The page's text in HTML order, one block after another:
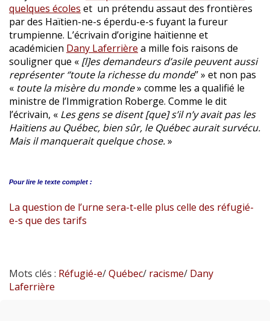
quelques écoles et un prétendu assaut des frontières
par des Haïtien-ne-s éperdu-e-s fuyant la fureur
trumpienne. L’écrivain d’origine haïtienne et
académicien Dany Laferrière a mille fois raisons de
souligner que « [l]es demandeurs d’asile peuvent aussi
représenter ‘’toute la richesse du monde’’ » et non pas
« toute la misère du monde» comme les a qualifié le
ministre de l’Immigration Roberge. Comme le dit
l’écrivain, « Les gens se disent [que] s’il n’y avait pas les
Haïtiens au Québec, bien sûr, le Québec aurait survécu.
Mais il manquerait quelque chose.»
Pour lire le texte complet :
La question de l’urne sera-t-elle plus celle des réfugié-
e-s que des tarifs
Mots clés : Réfugié-e/Québec/ racisme/ Dany
Laferrière